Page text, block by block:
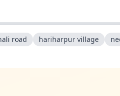
road hariharpur village